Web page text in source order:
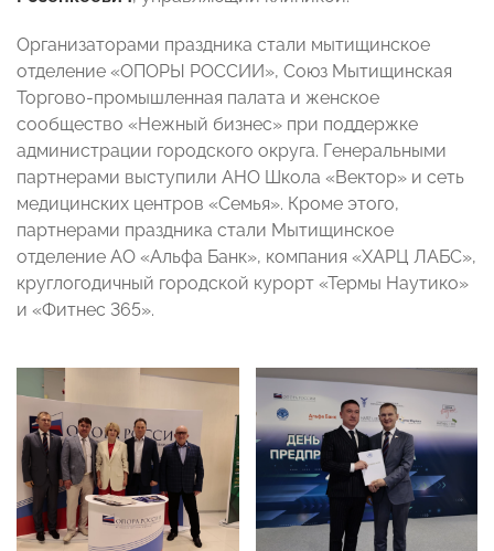
Организаторами праздника стали мытищинское
отделение «ОПОРЫ РОССИИ», Союз Мытищинская
Торгово-промышленная палата и женское
сообщество «Нежный бизнес» при поддержке
администрации городского округа. Генеральными
партнерами выступили АНО Школа «Вектор» и сеть
медицинских центров «Семья». Кроме этого,
партнерами праздника стали Мытищинское
отделение АО «Альфа Банк», компания «ХАРЦ ЛАБС»,
круглогодичный городской курорт «Термы Наутико»
и «Фитнес 365».